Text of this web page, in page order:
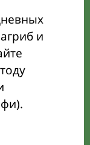
и